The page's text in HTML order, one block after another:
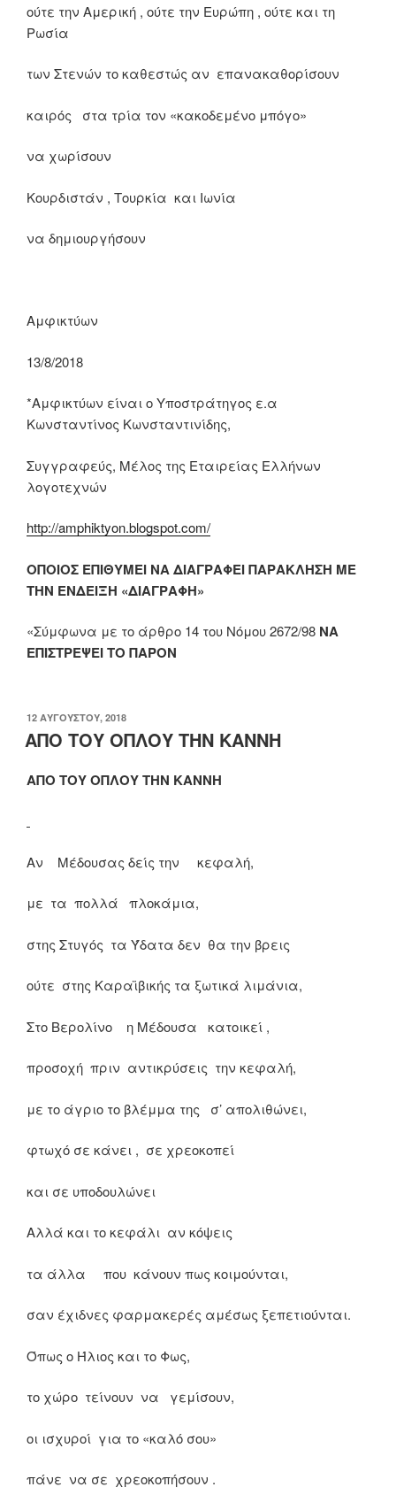
ούτε την Αμερική , ούτε την Ευρώπη , ούτε και τη
Ρωσία
των Στενών το καθεστώς αν επανακαθορίσουν
καιρός στα τρία τον «κακοδεμένο μπόγο»
να χωρίσουν
Κουρδιστάν , Τουρκία και Ιωνία
να δημιουργήσουν
Αμφικτύων
13/8/2018
*Αμφικτύων είναι ο Υποστράτηγος ε.α
Κωνσταντίνος Κωνσταντινίδης,
Συγγραφεύς, Μέλος της Εταιρείας Ελλήνων
λογοτεχνών
http://amphiktyon.blogspot.com/
ΟΠΟΙΟΣ ΕΠΙΘΥΜΕΙ ΝΑ ΔΙΑΓΡΑΦΕΙ ΠΑΡΑΚΛΗΣΗ ΜΕ
ΤΗΝ ΕΝΔΕΙΞΗ «ΔΙΑΓΡΑΦΗ»
«Σύμφωνα με το άρθρο 14 του Νόμου 2672/98 ΝΑ
ΕΠΙΣΤΡΕΨΕΙ ΤΟ ΠΑΡΟΝ
ΔΗΜΟΣΙΕΎΤΗΚΕ
ΣΤΙΣ
12 ΑΥΓΟΎΣΤΟΥ, 2018
ΑΠΟ ΤΟΥ ΟΠΛΟΥ ΤΗΝ ΚΑΝΝΗ
ΑΠΟ ΤΟΥ ΟΠΛΟΥ ΤΗΝ ΚΑΝΝΗ
Αν Μέδουσας δείς την κεφαλή,
με τα πολλά πλοκάμια,
στης Στυγός τα Ύδατα δεν θα την βρεις
ούτε στης Καραϊβικής τα ξωτικά λιμάνια,
Στο Βερολίνο η Μέδουσα κατοικεί ,
προσοχή πριν αντικρύσεις την κεφαλή,
με το άγριο το βλέμμα της σ’ απολιθώνει,
φτωχό σε κάνει , σε χρεοκοπεί
και σε υποδουλώνει
Αλλά και το κεφάλι αν κόψεις
τα άλλα που κάνουν πως κοιμούνται,
σαν έχιδνες φαρμακερές αμέσως ξεπετιούνται.
Όπως ο Ήλιος και το Φως,
το χώρο τείνουν να γεμίσουν,
οι ισχυροί για το «καλό σου»
πάνε να σε χρεοκοπήσουν .